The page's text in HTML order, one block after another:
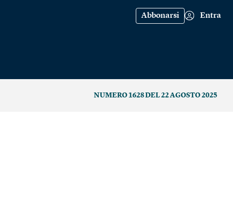
Abbonarsi Entra
NUMERO 1628 DEL 22 AGOSTO 2025